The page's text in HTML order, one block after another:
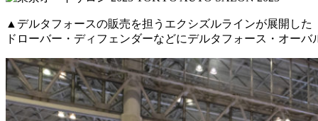
▲デルタフォースの販売を担うエクシズルラインが展開し
ドローバー・ディフェンダーなどにデルタフォース・オーバ